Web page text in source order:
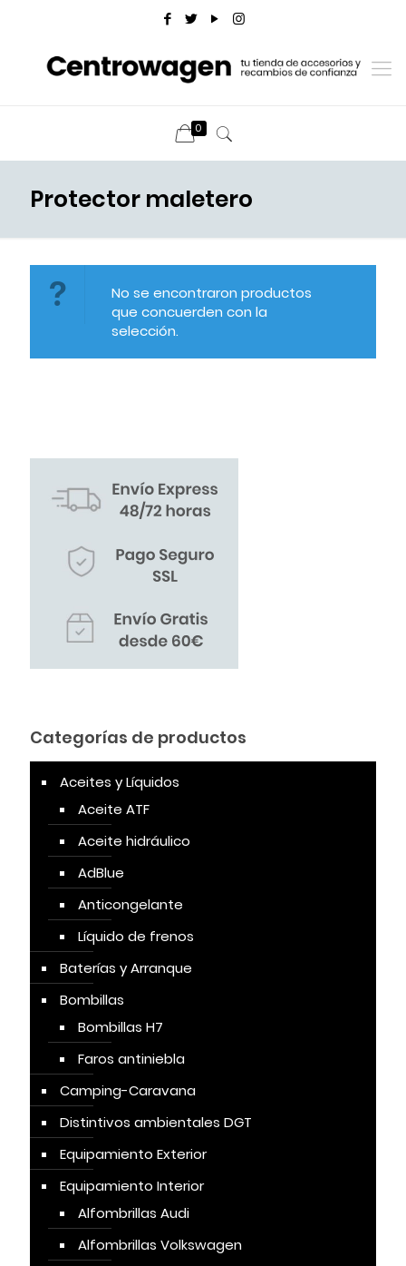
0
Protector maletero
No se encontraron productos
que concuerden con la
selección.
Categorías de productos
Aceites y Líquidos
Aceite ATF
Aceite hidráulico
AdBlue
Anticongelante
Líquido de frenos
Baterías y Arranque
Bombillas
Bombillas H7
Faros antiniebla
Camping-Caravana
Distintivos ambientales DGT
Equipamiento Exterior
Equipamiento Interior
Alfombrillas Audi
Alfombrillas Volkswagen